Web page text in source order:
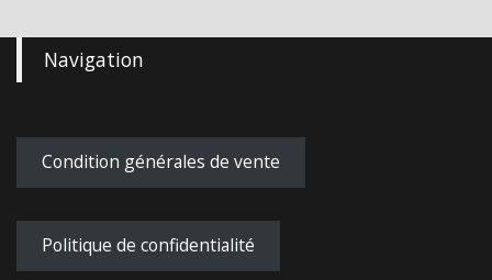
Navigation
Condition générales de vente
Politique de confidentialité